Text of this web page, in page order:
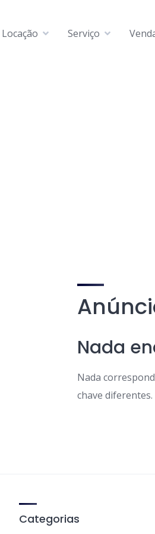
Locação Serviço
Nada
Nada
chave diferentes.
Categorias